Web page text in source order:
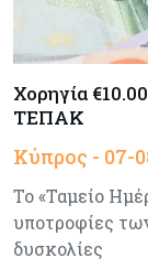
Πώς
Χορηγία
ΤΕΠΑΚ
Κύπρος - 07-
Το «Ταμείο
υποτροφίες
δυσκολίες